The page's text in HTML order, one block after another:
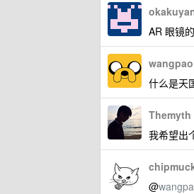
AR 眼镜
wangpao
什么是天
Themyth
我希望出
@